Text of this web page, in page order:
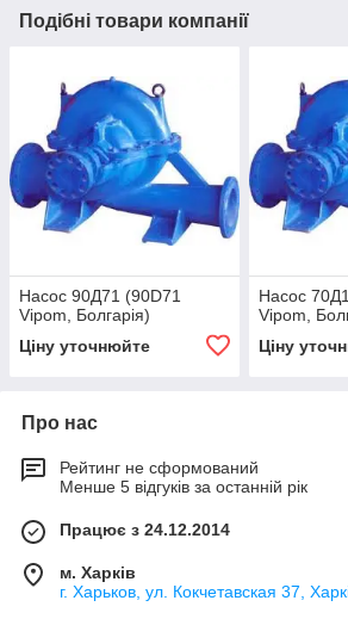
Подібні товари компанії
Насос 90Д71 (90D71
Vipom, Болгарія)
Ціну уточнюйте
Насос
Vipom,
Ціну
Про нас
Рейтинг не сформований
Менше 5 відгуків за останній рік
Працює з 24.12.2014
м. Харків
г. Харьков, ул. Кокчетавская 37,